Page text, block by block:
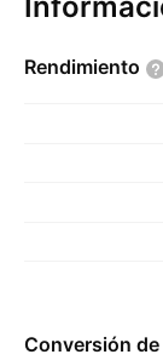
Rendimiento
Conversión